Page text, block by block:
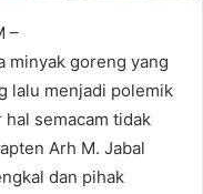
–
minyak goreng yang
lalu menjadi polemik
semacam tidak
Arh M. Jabal
dan pihak